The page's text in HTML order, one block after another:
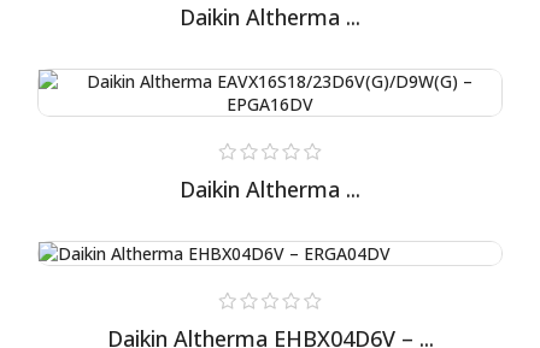
Daikin Altherma ...
Daikin Altherma ...
Daikin Altherma EHBX04D6V – ...